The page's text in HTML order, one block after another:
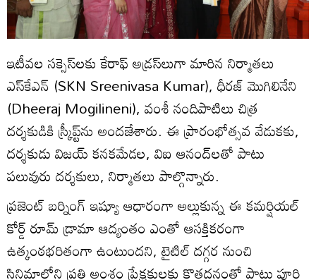
ఇటీవల సక్సెస్‌లకు కేరాఫ్‌ అడ్రస్‌లుగా మారిన నిర్మాతలు
ఎస్‌కేఎన్ (SKN Sreenivasa Kumar), ధీరజ్‌ మొగిలినేని
(Dheeraj Mogilineni), వంశీ నందిపాటిలు చిత్ర
దర్శకుడికి స్క్రీప్ట్‌ను అందజేశారు. ఈ ప్రారంభోత్సవ వేడుకకు,
దర్శకుడు విజయ్‌ కనకమేడల, విఐ ఆనంద్‌లతో పాటు
పలువురు దర్శకులు, నిర్మాతలు పాల్గొన్నారు.
ప్రజెంట్‌ బర్నింగ్‌ ఇష్యూ ఆధారంగా అల్లుకున్న ఈ కమర్షియల్‌
కోర్డ్‌ రూమ్‌ డ్రామా ఆద్యంతం ఎంతో ఆసక్తికరంగా
ఉత్కంఠభరితంగా ఉంటుందని, టైటిల్‌ దగ్గర నుంచి
సినిమాలోని ప్రతి అంశం ప్రేక్షకులకు కొత్తదనంతో పాటు పూర్తి